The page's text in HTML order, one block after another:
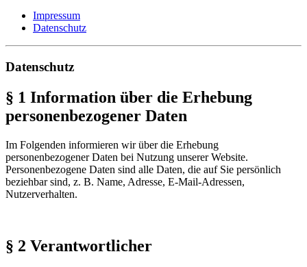
Impressum
Datenschutz
Datenschutz
§ 1 Information über die Erhebung
personenbezogener Daten
Im Folgenden informieren wir über die Erhebung
personenbezogener Daten bei Nutzung unserer Website.
Personenbezogene Daten sind alle Daten, die auf Sie persönlich
beziehbar sind, z. B. Name, Adresse, E-Mail-Adressen,
Nutzerverhalten.
§ 2 Verantwortlicher